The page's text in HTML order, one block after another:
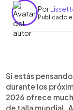
Por
Publicado
►
El Surf City El
los mejores
Libertad, sino
actividades
Si estás
durante los
2026 ofrece
de talla mundial.